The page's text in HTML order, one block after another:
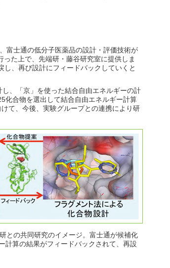
富士通の低分子医薬品の設計・評価技術が
た上で、先端研・藤谷研究室に提供しま
、再び設計にフィードバックしていくと
、「京」を使った結合自由エネルギーの計
化合物を選出して結合自由エネルギー計算
て、今後、実験グループとの連携により研
との共同研究のイメージ。富士通が候補化
計算の結果がフィードバックされて、再設